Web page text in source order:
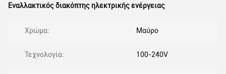
Εναλλακτικός διακόπτης ηλεκτρικής ενέργειας
Χρώμα: Μαύρο
Τεχνολογία: 100-240V